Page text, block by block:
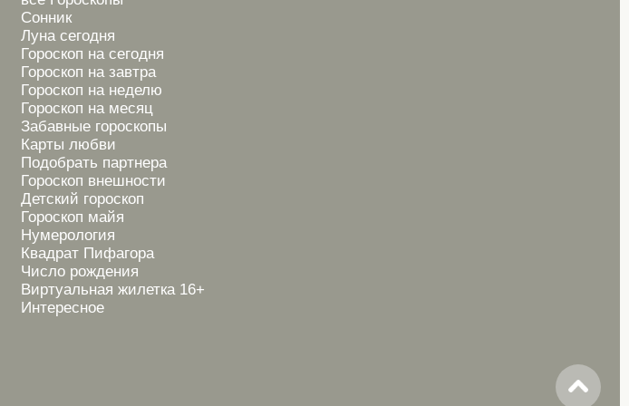
Сонник
Луна сегодня
Гороскоп на сегодня
Гороскоп на завтра
Гороскоп на неделю
Гороскоп на месяц
Забавные гороскопы
Карты любви
Подобрать партнера
Гороскоп внешности
Детский гороскоп
Гороскоп майя
Нумерология
Квадрат Пифагора
Число рождения
Виртуальная жилетка 16+
Интересное